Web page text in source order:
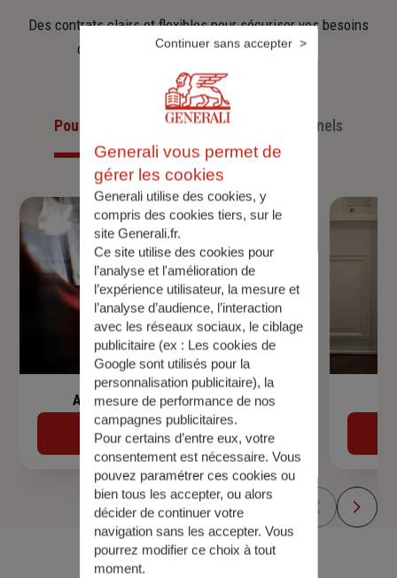
Des contrats clairs et flexibles pour sécuriser vos besoins
d’aujourd’hui et anticiper ceux de demain.
Pour les particuliersPour les professionnels
Assurance de prêt immobilier
Découvrir
Generali vous permet de
gérer les cookies
Generali utilise des cookies, y
compris des cookies tiers, sur le
site Generali.fr.
Ce site utilise des cookies pour
l’analyse et l'amélioration de
l’expérience utilisateur, la mesure et
l’analyse d’audience, l’interaction
avec les réseaux sociaux, le ciblage
publicitaire (ex : Les cookies de
Google sont utilisés pour la
personnalisation publicitaire), la
mesure de performance de nos
campagnes publicitaires.
Pour certains d’entre eux, votre
consentement est nécessaire. Vous
pouvez paramétrer ces cookies ou
bien tous les accepter, ou alors
décider de continuer votre
navigation sans les accepter. Vous
pourrez modifier ce choix à tout
moment.
Continuer sans accepter